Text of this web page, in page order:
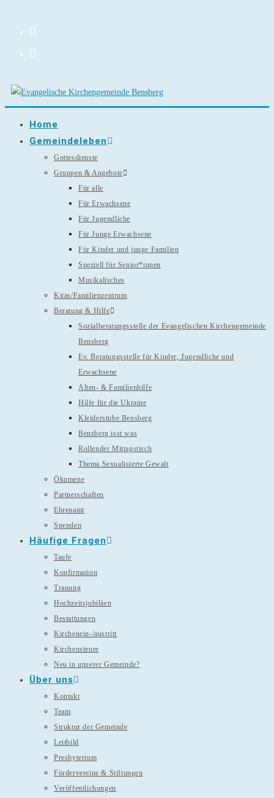
Home
Gemeindeleben
Gottesdienste
Gruppen & Angebote
Für alle
Für Erwachsene
Für Jugendliche
Für Junge Erwachsene
Für Kinder und junge Familien
Speziell für Senior*innen
Musikalisches
Kitas/Familienzentrum
Beratung & Hilfe
Sozialberatungsstelle der Evangelischen Kirchengemeinde
Bensberg
Ev. Beratungsstelle für Kinder, Jugendliche und
Erwachsene
Alten- & Familienhilfe
Hilfe für die Ukraine
Kleiderstube Bensberg
Bensberg isst was
Rollender Mittagstisch
Thema Sexualisierte Gewalt
Ökumene
Partnerschaften
Ehrenamt
Spenden
Häufige Fragen
Taufe
Konfirmation
Trauung
Hochzeitsjubiläen
Bestattungen
Kirchenein-/austritt
Kirchensteuer
Neu in unserer Gemeinde?
Über uns
Kontakt
Team
Struktur der Gemeinde
Leitbild
Presbyterium
Fördervereine & Stiftungen
Veröffentlichungen